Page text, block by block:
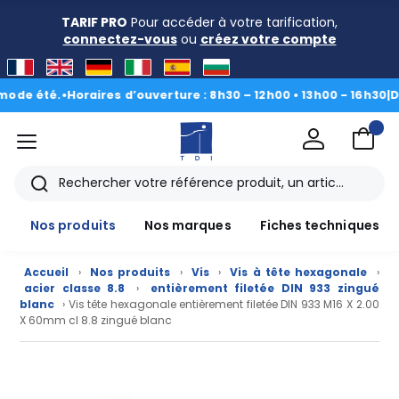
TARIF PRO Pour accéder à votre tarification,
connectez-vousou créez votre compte
été.•Horaires d’ouverture : 8h30 – 12h00 • 13h00 - 16h30|Du 3
menu
Rechercher
Nos produits
Nos marques Fiches techniques
Accueil › Nos produits › Vis › Vis à tête hexagonale
›
acier classe 8.8
›
entièrement filetée DIN 933 zingué
blanc › Vis tête hexagonale entièrement filetée DIN 933 M16 X 2.00
X 60mm cl 8.8 zingué blanc